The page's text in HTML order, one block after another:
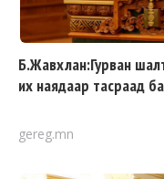
Б.Жавхлан:Гурван
их наядаар тасраад
gereg.mn